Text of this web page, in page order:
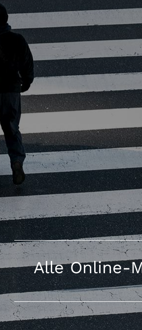
Alle Online-